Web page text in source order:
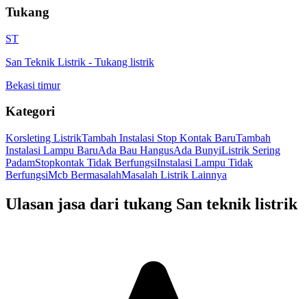
Tukang
ST
San Teknik Listrik - Tukang listrik
Bekasi timur
Kategori
Korsleting ListrikTambah Instalasi Stop Kontak BaruTambah
Instalasi Lampu BaruAda Bau HangusAda BunyiListrik Sering
PadamStopkontak Tidak BerfungsiInstalasi Lampu Tidak
BerfungsiMcb BermasalahMasalah Listrik Lainnya
Ulasan jasa dari tukang San teknik listrik